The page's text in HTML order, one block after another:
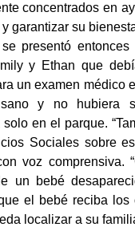
concentrados en
garantizar su
presentó entonces
y Ethan que
un examen médico
y no hubiera
en el parque.
Sociales sobre
voz comprensiva.
un bebé
el bebé reciba los
localizar a su